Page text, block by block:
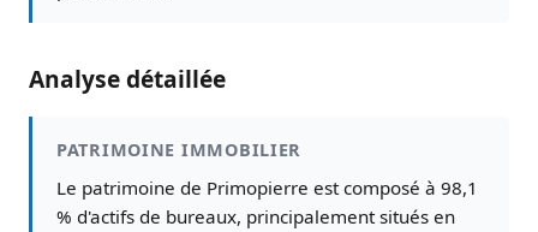
Analyse détaillée
PATRIMOINE IMMOBILIER
Le patrimoine de Primopierre est composé à 98,1
% d'actifs de bureaux, principalement situés en